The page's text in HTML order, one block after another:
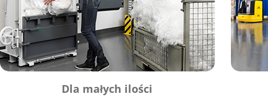
Dla małych ilości